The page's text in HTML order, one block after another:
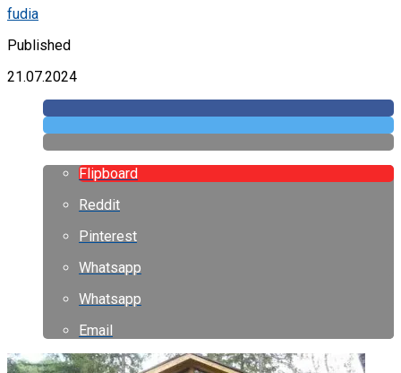
fudia
Published
21.07.2024
Flipboard
Reddit
Pinterest
Whatsapp
Whatsapp
Email